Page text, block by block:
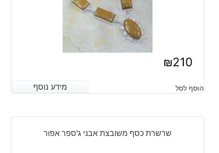
₪210
מידע נוסף הוסף לסל מידע נוסף
שרשרת כסף משובצת אבני ג'ספר אפור